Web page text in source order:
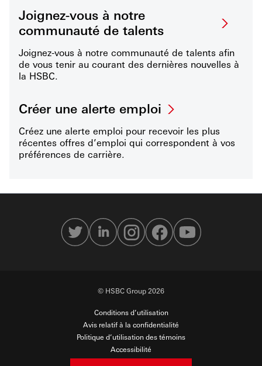
Joignez-vous à notre
communauté de talents
Joignez-vous à notre communauté de talents afin
de vous tenir au courant des dernières nouvelles à
la HSBC.
Créer une alerte emploi
Créez une alerte emploi pour recevoir les plus
récentes offres d’emploi qui correspondent à vos
préférences de carrière.
© HSBC Group 2026
Conditions d’utilisation
Avis relatif à la confidentialité
Politique d’utilisation des témoins
Accessibilité
Sécurité en ligne